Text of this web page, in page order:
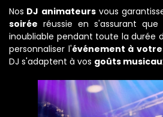
Nos DJ animateursvous
soirée réussie en s'assurant
inoubliable pendant toute la durée
personnaliser l'événement à
DJ s'adaptent à vos goûts